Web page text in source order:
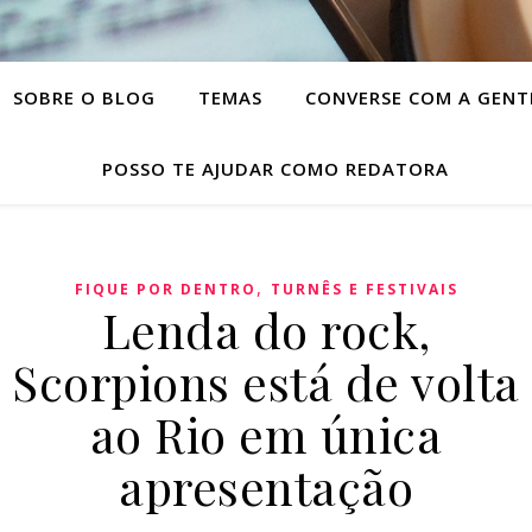
SOBRE O BLOG TEMAS CONVERSE COM A
POSSO TE AJUDAR COMO REDATORA
FIQUE POR DENTRO , TURNÊS E FESTIVAIS
Lenda do rock,
Scorpions está de volta
ao Rio em única
apresentação